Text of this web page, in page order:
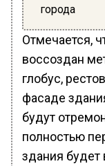
города
Отмечается,
воссоздан
глобус,
фасаде
будут
полностью
здания будет